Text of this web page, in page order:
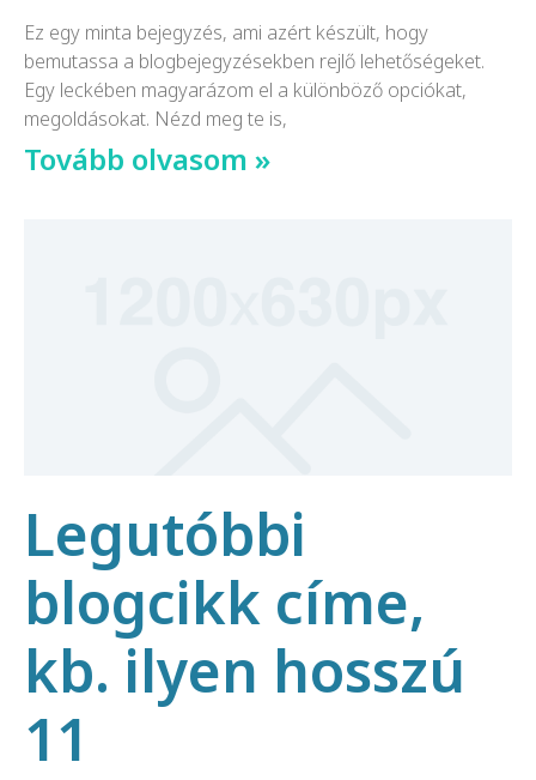
Ez egy minta bejegyzés, ami azért készült, hogy
bemutassa a blogbejegyzésekben rejlő lehetőségeket.
Egy leckében magyarázom el a különböző opciókat,
megoldásokat. Nézd meg te is,
Tovább olvasom »
Legutóbbi
blogcikk címe,
kb. ilyen hosszú
11